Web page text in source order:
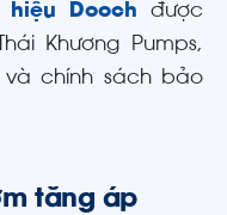
hiệu Dooch được
Khương Pumps,
chính sách bảo
tăng áp